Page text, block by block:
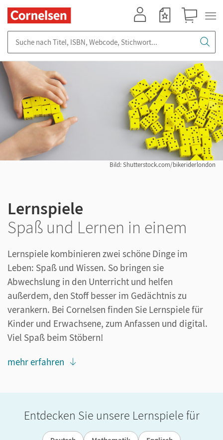
Bild: Shutterstock.com/bikeriderlondon
Lernspiele
Spaß und Lernen in einem
Lernspiele kombinieren zwei schöne Dinge im
Leben: Spaß und Wissen. So bringen sie
Abwechslung in den Unterricht und helfen
außerdem, den Stoff besser im Gedächtnis zu
verankern. Bei Cornelsen finden Sie Lernspiele für
Kinder und Erwachsene, zum Anfassen und digital.
Viel Spaß beim Stöbern!
mehr erfahren
Entdecken Sie unsere Lernspiele für